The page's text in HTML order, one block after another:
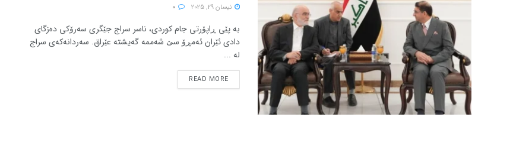
نیسان 29, 2025
بە پێی ڕاپۆرتی جام کوردی، ناسر سراج جێگری سەرۆکی دەزگای
دادی ئێران ئەمڕۆ سێ شەممە گەیشتە عێراق. سەردانەکەی سراج
لە ...
READ MORE